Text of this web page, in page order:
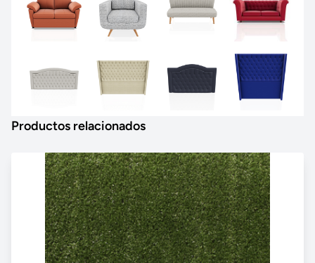
Productos relacionados